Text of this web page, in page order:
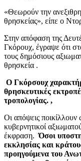
«Θεωρούν την
θρησκείας», είπε ο
Στην απόφαση της
Γκόρουχ, έγραψε ότι
τους δημόσιους
θρησκεία .
Ο Γκόρσουχ
θρησκευτικές
τροπολογίας. ,
Οι απόψεις ποικίλλουν
κυβερνητικοί
έκφραση.Όσοι
εκκλησίας και
προηγούμενα του